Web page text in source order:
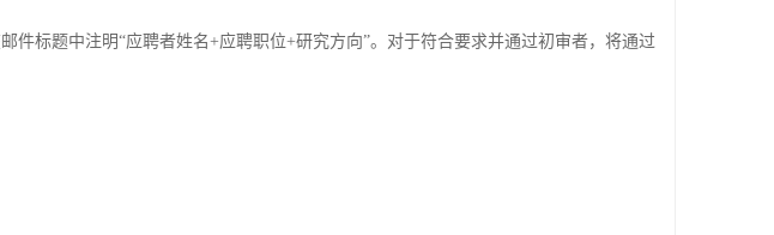
标题中注明“应聘者姓名+应聘职位+研究方向”。对于符合要求并通过初审者，将通过